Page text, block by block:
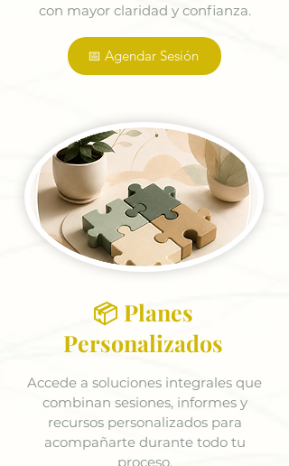
con mayor claridad y confianza.
📅 Agendar Sesión
📦 Planes
Personalizados
Accede a soluciones integrales que
combinan sesiones, informes y
recursos personalizados para
acompañarte durante todo tu
proceso.